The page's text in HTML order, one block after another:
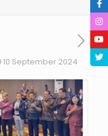
10 September 2024